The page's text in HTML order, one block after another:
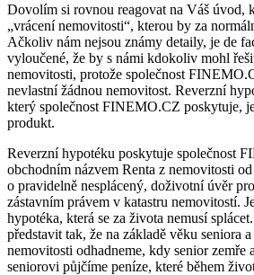
Dovolím si rovnou reagovat na Váš úvod,
„vrácení nemovitosti“, kterou by za
Ačkoliv nám nejsou známy detaily, je de
vyloučené, že by s námi kdokoliv mohl
nemovitosti, protože společnost
nevlastní žádnou nemovitost. Reverzní
který společnost FINEMO.CZ poskytuje,
produkt.
Reverzní hypotéku poskytuje společnost
obchodním názvem Renta z nemovitosti
o pravidelně nesplácený, doživotní úvěr
zástavním právem v katastru nemovitostí.
hypotéka, která se za života nemusí
představit tak, že na základě věku seniora
nemovitosti odhadneme, kdy senior zemře
seniorovi půjčíme peníze, které během